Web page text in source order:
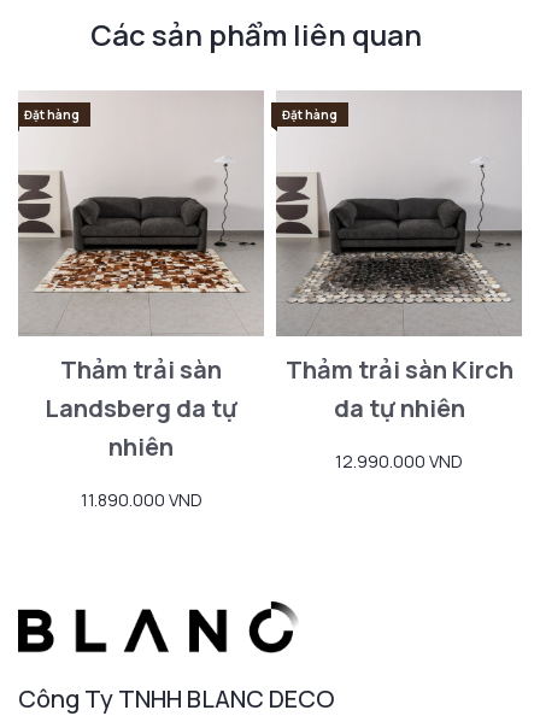
Các sản phẩm liên quan
Đặt hàng
Thảm trải sàn
Landsberg da tự
nhiên
11.890.000 VND
Đặt hàng
Thảm trải sàn Kirch
da tự nhiên
12.990.000 VND
Công Ty TNHH BLANC DECO